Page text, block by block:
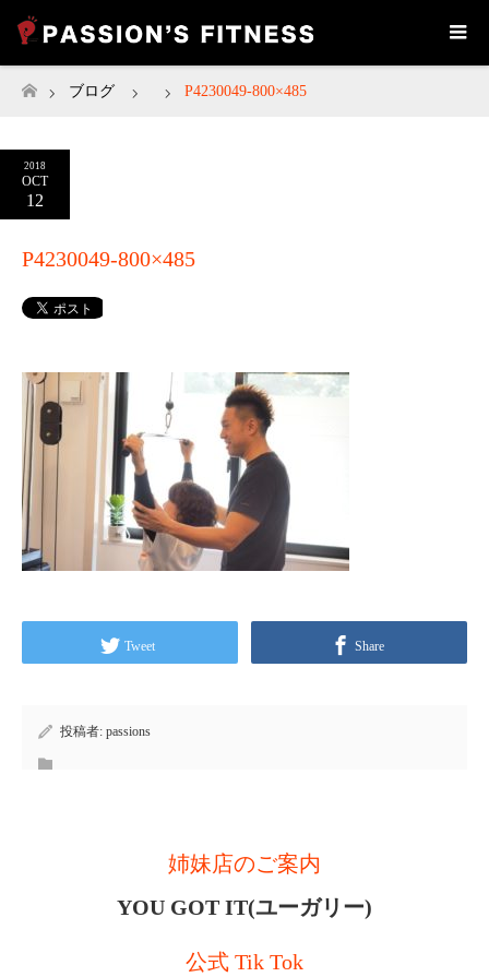
ホーム
ブログ P4230049-800×485
2018
OCT
12
P4230049-800×485
Tweet Share
投稿者: passions
姉妹店のご案内
YOU GOT IT(ユーガリー)
公式 Tik Tok